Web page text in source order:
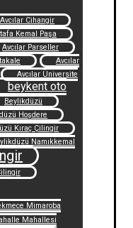
Avcılar Cihangir
Kemal Paşa
Avcılar Parseller
Avcılar
Avcılar Üniversite
beykent oto
Beylikdüzü
Hoşdere
Kıraç Çilingir
Namıkkemal
Mimaroba
Mahallesi